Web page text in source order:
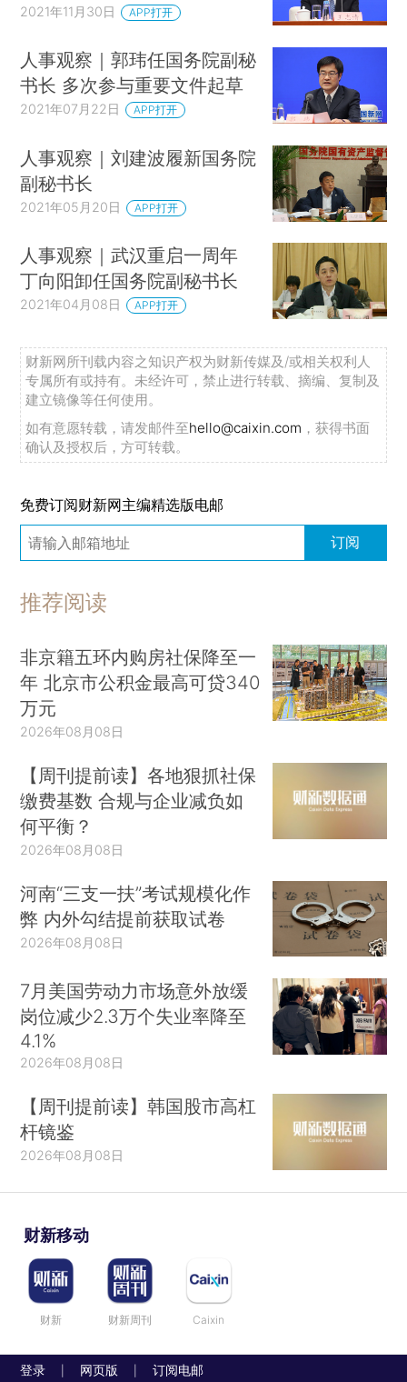
2021年11月30日 APP打开
人事观察｜郭玮任国务院副秘
书长 多次参与重要文件起草
2021年07月22日 APP打开
人事观察｜刘建波履新国务院
副秘书长
2021年05月20日 APP打开
人事观察｜武汉重启一周年
丁向阳卸任国务院副秘书长
2021年04月08日 APP打开
财新网所刊载内容之知识产权为财新传媒及/或相关权利人
专属所有或持有。未经许可，禁止进行转载、摘编、复制及
建立镜像等任何使用。
如有意愿转载，请发邮件至hello@caixin.com ，获得书面
确认及授权后，方可转载。
免费订阅财新网主编精选版电邮
订阅
推荐阅读
非京籍五环内购房社保降至一
年 北京市公积金最高可贷340
万元
2026年08月08日
【周刊提前读】各地狠抓社保
缴费基数 合规与企业减负如
何平衡？
2026年08月08日
河南“三支一扶”考试规模化作
弊 内外勾结提前获取试卷
2026年08月08日
7月美国劳动力市场意外放缓
岗位减少2.3万个失业率降至
4.1%
2026年08月08日
【周刊提前读】韩国股市高杠
杆镜鉴
2026年08月08日
财新移动
财新 财新周刊 Caixin
登录 网页版 订阅电邮